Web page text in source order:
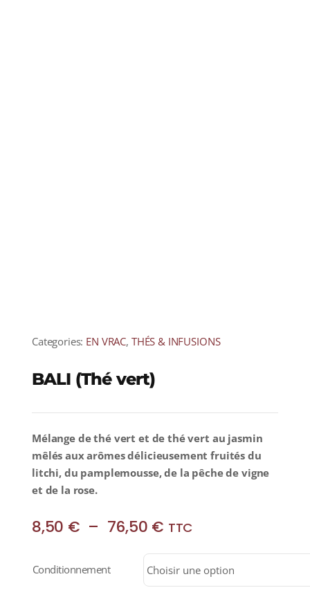
Categories: EN VRAC, THÉS & INFUSIONS
BALI (Thé vert)
Mélange de thé vert et de thé vert au jasmin
mêlés aux arômes délicieusement fruités du
litchi, du pamplemousse, de la pêche de vigne
et de la rose.
8,50 € – 76,50 € Plage
prix :
8,50 €
TTC
Conditionnement